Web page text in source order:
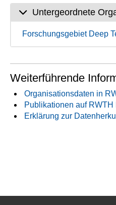
Untergeordnete
Forschungsgebiet Deep
Weiterführende
Organisationsdaten in
Publikationen auf
Erklärung zur